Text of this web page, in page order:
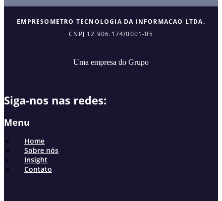
EMPRESOMETRO TECNOLOGIA DA INFORMACAO LTDA.
CNPJ 12.906.174/0001-05
Uma empresa do Grupo
Siga-nos nas redes:
Menu
Home
Sobre nós
Insight
Contato